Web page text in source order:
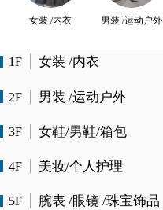
女装 /内衣 男装 /运动户外
1F 女装 /内衣
2F 男装 /运动户外
3F 女鞋/男鞋/箱包
4F 美妆/个人护理
5F 腕表 /眼镜 /珠宝饰品